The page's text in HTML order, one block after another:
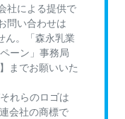
社による提供で
問い合わせは
ん。「森永乳業
ーン」事務局
までお願いいた
れらのロゴは
会社の商標で